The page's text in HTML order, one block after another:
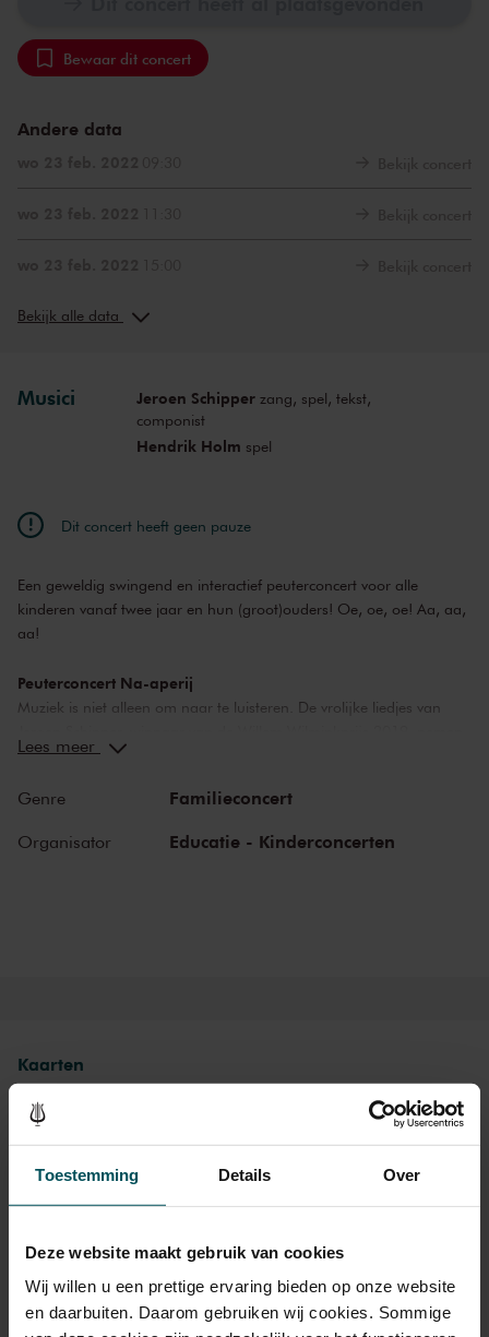
Toestemming Details Over
Deze website maakt gebruik van cookies
Wij willen u een prettige ervaring bieden op onze website
en daarbuiten. Daarom gebruiken wij cookies. Sommige
Bewaar dit concert
Andere data
Bekijk alle data
Musici Jeroen Schipperzang, spel, tekst,
componist
Hendrik Holm spel
Dit concert heeft geen pauze
Een geweldig swingend en interactief peuterconcert voor alle
kinderen vanaf twee jaar en hun (groot)ouders! Oe, oe, oe! Aa, aa,
aa!
Peuterconcert Na-aperij
Muziek is niet alleen om naar te luisteren. De vrolijke liedjes van
kinderen mee in een muzikale totaalbeleving. Door zijn achtergrond
Jeroen steeds weer te verrassen met nieuwe ideeën en nieuwe
ervaring als muziekdocent. Stijlen en stromingen worden door
Lees meer
Genre Familieconcert
Organisator Educatie - Kinderconcerten
Kaarten
Rang Standaard